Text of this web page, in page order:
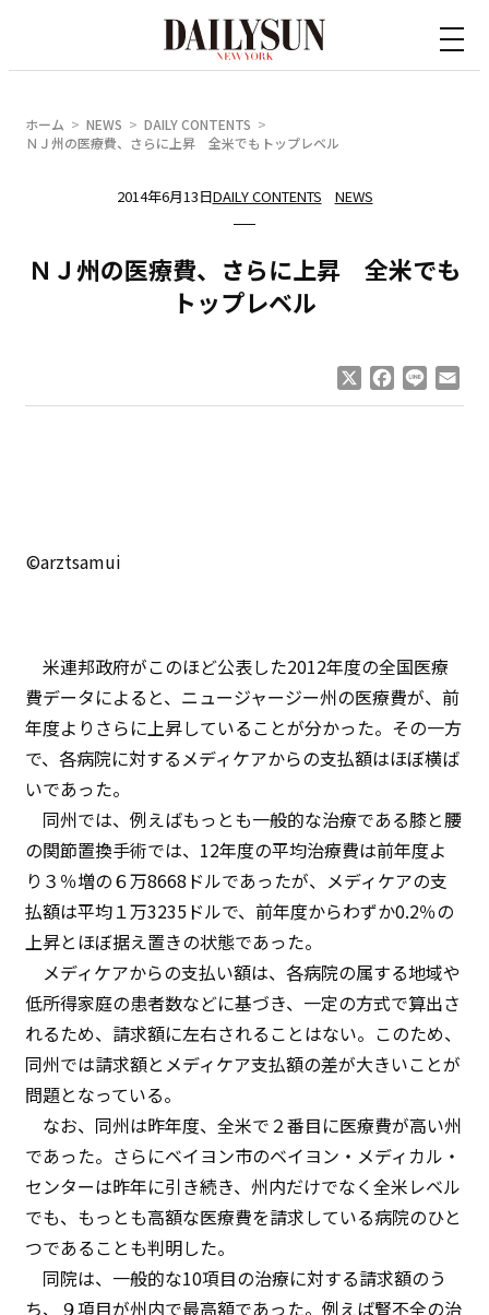
ホーム NEWS
DAILY CONTENTS
ＮＪ州の医療費、さらに上昇 全米でもトップレベル
2014年6月13日DAILY CONTENTS NEWS
ＮＪ州の医療費、さらに上昇 全米でも
トップレベル
Facebook
Line
©arztsamui
米連邦政府がこのほど公表した2012年度の全国医療
費データによると、ニュージャージー州の医療費が、前
年度よりさらに上昇していることが分かった。その一方
で、各病院に対するメディケアからの支払額はほぼ横ば
いであった。
同州では、例えばもっとも一般的な治療である膝と腰
の関節置換手術では、12年度の平均治療費は前年度よ
り３％増の６万8668ドルであったが、メディケアの支
払額は平均１万3235ドルで、前年度からわずか0.2％の
上昇とほぼ据え置きの状態であった。
メディケアからの支払い額は、各病院の属する地域や
低所得家庭の患者数などに基づき、一定の方式で算出さ
れるため、請求額に左右されることはない。このため、
同州では請求額とメディケア支払額の差が大きいことが
問題となっている。
なお、同州は昨年度、全米で２番目に医療費が高い州
であった。さらにベイヨン市のベイヨン・メディカル・
センターは昨年に引き続き、州内だけでなく全米レベル
でも、もっとも高額な医療費を請求している病院のひと
つであることも判明した。
同院は、一般的な10項目の治療に対する請求額のう
ち、９項目が州内で最高額であった。例えば腎不全の治